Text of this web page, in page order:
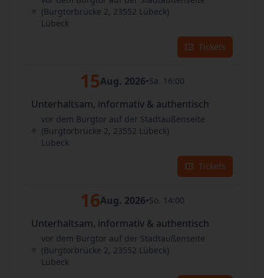
(Burgtorbrücke 2, 23552 Lübeck)
Lübeck
Tickets
15Aug. 2026•Sa. 16:00
Unterhaltsam, informativ & authentisch
vor dem Burgtor auf der Stadtaußenseite
(Burgtorbrücke 2, 23552 Lübeck)
Lübeck
Tickets
16Aug. 2026•So. 14:00
Unterhaltsam, informativ & authentisch
vor dem Burgtor auf der Stadtaußenseite
(Burgtorbrücke 2, 23552 Lübeck)
Lübeck